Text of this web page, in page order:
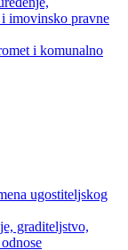
imovinsko pravne
i komunalno
ugostiteljskog
graditeljstvo,